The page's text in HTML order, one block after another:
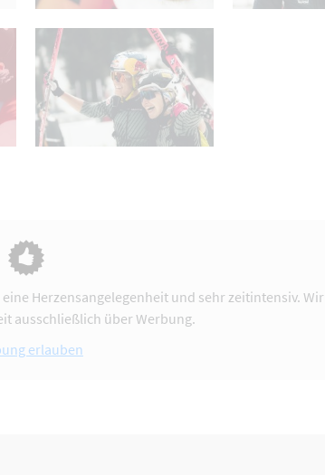
Herzensangelegenheit und sehr zeitintensiv. Wir
ausschließlich über Werbung.
erlauben